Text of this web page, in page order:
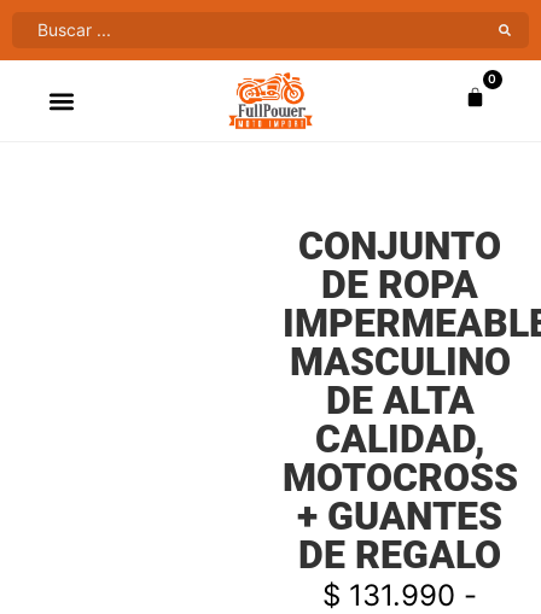
0
CONJUNTO
DE ROPA
MASCULINO
DE ALTA
CALIDAD,
MOTOCROSS
+ GUANTES
DE REGALO
$ 131.990 -